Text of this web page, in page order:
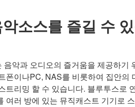
소스를 즐길 수
음악과 오디오의 즐거움을 제공하기
폰이나PC, NAS를 비롯하여 집안의
트리밍 할 수 있습니다. 블루투스로
여러 방에 있는 뮤직캐스트 기기로